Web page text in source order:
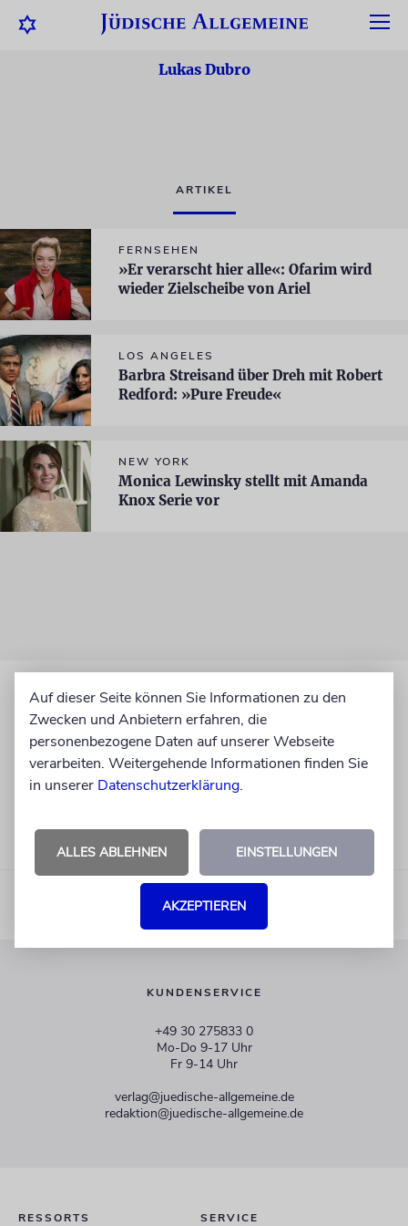
Lukas Dubro
ARTIKEL
FERNSEHEN
»Er verarscht hier alle«: Ofarim wird
wieder Zielscheibe von Ariel
LOS ANGELES
Barbra Streisand über Dreh mit Robert
Redford: »Pure Freude«
NEW YORK
Monica Lewinsky stellt mit Amanda
Knox Serie vor
KUNDENSERVICE
+49 30 275833 0
Mo-Do 9-17 Uhr
Fr 9-14 Uhr
verlag@juedische-allgemeine.de
redaktion@juedische-allgemeine.de
RESSORTS SERVICE
Auf dieser Seite können Sie Informationen zu den
Zwecken und Anbietern erfahren, die
personenbezogene Daten auf unserer Webseite
verarbeiten. Weitergehende Informationen finden Sie
in unserer Datenschutzerklärung.
ALLES ABLEHNEN EINSTELLUNGEN
AKZEPTIEREN